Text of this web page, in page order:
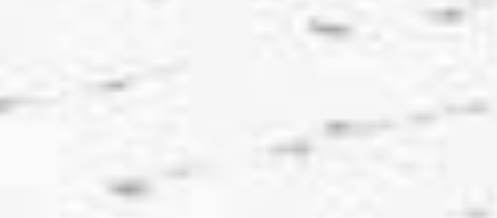
../tinymvc/myfiles/plugins/bootstrap-tabcollapse/js/bootstrap-
Warning
: file_get_contents(../tinymvc/myfiles/plugins/bootstrap-
tabcollapse/js/bootstrap-tabcollapse.min.js): failed to open
/home/maisonrujg/www/tinymvc/myfiles/views/plugins/